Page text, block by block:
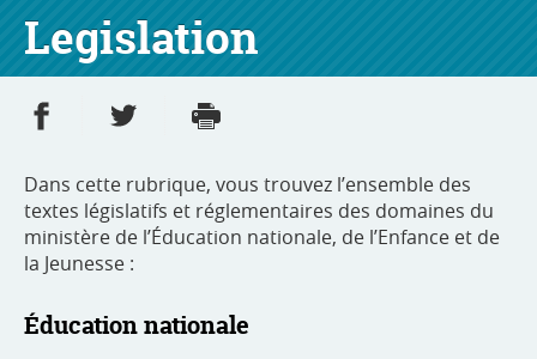
Legislation
Share on Facebook
Share on Twitter
Dans cette rubrique, vous trouvez l’ensemble des
textes législatifs et réglementaires des domaines du
ministère de l’Éducation nationale, de l’Enfance et de
la Jeunesse :
Éducation nationale